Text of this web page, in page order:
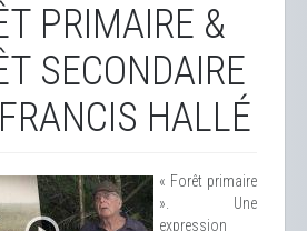
PRIMAIRE &
SECONDAIRE
HALLÉ
« Forêt primaire
». Une
expression